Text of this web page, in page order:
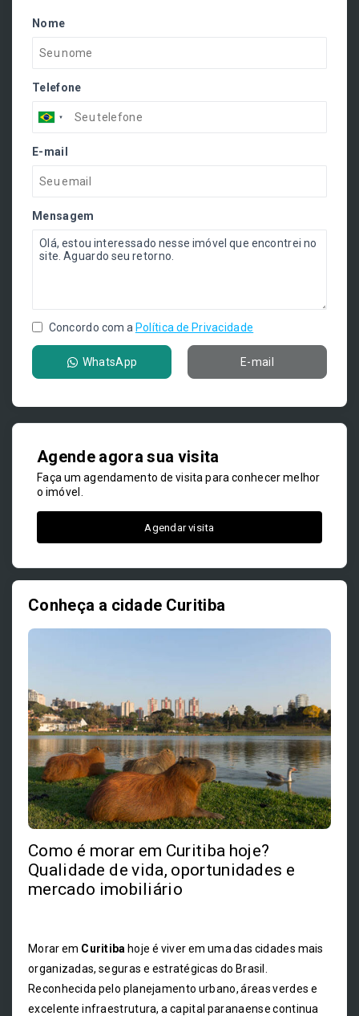
Nome
Telefone
E-mail
Mensagem
Concordo com a Política de Privacidade
WhatsApp E-mail
Agende agora sua visita
Faça um agendamento de visita para conhecer melhor
o imóvel.
Agendar visita
Conheça a cidade Curitiba
Como é morar em Curitiba hoje?
Qualidade de vida, oportunidades e
mercado imobiliário
Morar em Curitiba hoje é viver em uma das cidades mais
organizadas, seguras e estratégicas do Brasil.
Reconhecida pelo planejamento urbano, áreas verdes e
excelente infraestrutura, a capital paranaense continua